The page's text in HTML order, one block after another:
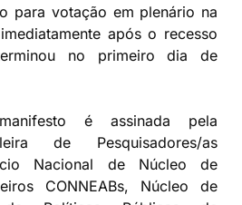
para votação em plenário na
após o recesso
no primeiro dia de
é assinada pela
de Pesquisadores/as
Nacional de Núcleo de
CONNEABs, Núcleo de